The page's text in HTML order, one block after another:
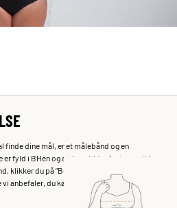
finde dine mål, er et målebånd og en
fyld i BHen og at den sidder fast, men ikke
klikker du på ”Beregn din størrelse”, og
anbefaler, du køber din BH fra Zizzi i.